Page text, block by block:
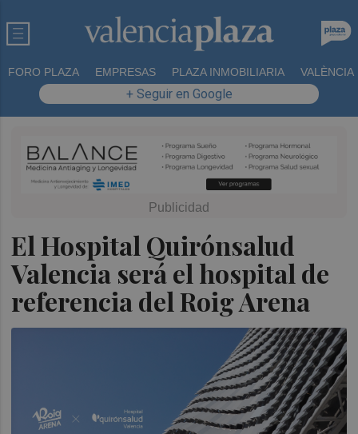
FORO PLAZA EMPRESAS PLAZA INMOBILIARIA VALÈNCIA
+ Seguir en Google
El Hospital Quirónsalud
Valencia será el hospital de
referencia del Roig Arena